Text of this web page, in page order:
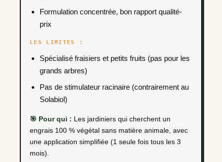
Formulation concentrée, bon rapport qualité-
prix
LES LIMITES :
Spécialisé fraisiers et petits fruits (pas pour les
grands arbres)
Pas de stimulateur racinaire (contrairement au
Solabiol)
🎯 Pour qui : Les jardiniers qui cherchent un
engrais 100 % végétal sans matière animale, avec
une application simplifiée (1 seule fois tous les 3
mois).